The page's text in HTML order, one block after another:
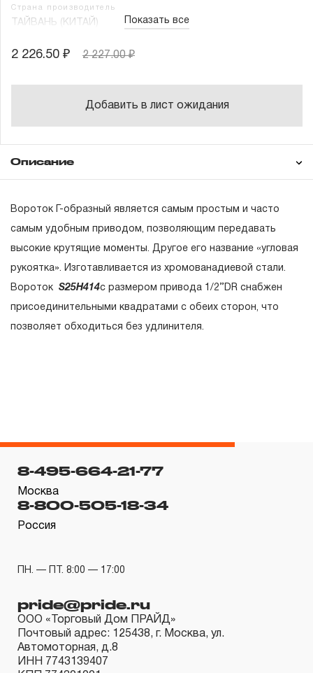
Страна производитель
ТАЙВАНЬ (КИТАЙ) Показать все
2 226.50 ₽ 2 227.00 ₽
Добавить в лист ожидания
Описание
Вороток Г-образный является самым простым и часто
самым удобным приводом, позволяющим передавать
высокие крутящие моменты. Другое его название «угловая
рукоятка». Изготавливается из хромованадиевой стали.
Вороток S25H414с размером привода 1/2’’DR снабжен
присоединительными квадратами с обеих сторон, что
позволяет обходиться без удлинителя.
ГАРАНТИЙНЫЕ ОБЯЗАТЕЛЬСТВА.
Понятие «ПОЖИЗНЕННАЯ ГАРАНТИЯ».
1.1 Понятие «ПОЖИЗНЕННАЯ ГАРАНТИЯ» включает в
себя признание неограниченного срока поддержания
изготовлении изделия некачественные материалы или
нарушал технологию в процессе его производства.
1.2 «ПОЖИЗНЕННАЯ ГАРАНТИЯ» предоставляется
при условии соблюдения покупателем (потребителем)
правил эксплуатации, обслуживания, транспортировки
монтажного инструмента.
2. Понятие «ОГРАНИЧЕННАЯ ГАРАНТИЯ»
2.1 На инструмент, имеющий в своей конструкции
КИНЕМАТИЧЕСКУЮ СХЕМУ (МЕХАНИЗМ)
распространяется понятие «ограниченной гарантии», в
8-495-664-21-77
Москва
8-800-505-18-34
Россия
ПН. — ПТ. 8:00 — 17:00
pride@pride.ru
ООО «Торговый Дом ПРАЙД»
Почтовый адрес: 125438, г. Москва, ул.
Автомоторная, д.8
ИНН 7743139407